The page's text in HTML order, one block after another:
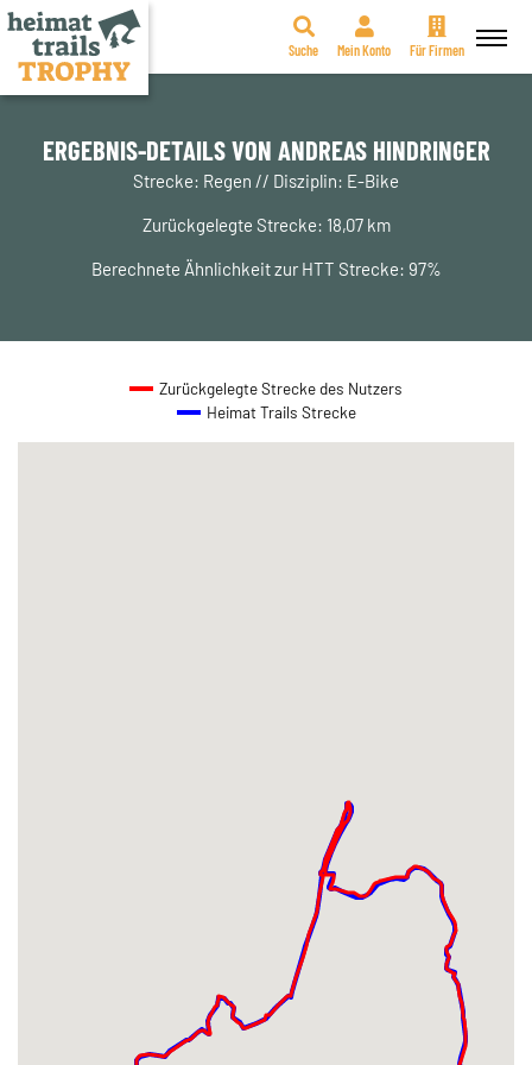
Zum
springen
Suche Mein Konto Für Firmen
ERGEBNIS-DETAILS VON ANDREAS HINDRINGER
Strecke: Regen // Disziplin: E-Bike
Zurückgelegte Strecke: 18,07 km
Berechnete Ähnlichkeit zur HTT Strecke: 97%
Zurückgelegte Strecke des Nutzers
Heimat Trails Strecke